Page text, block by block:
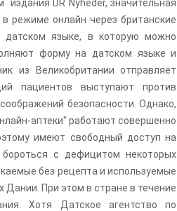
DR Nyheder, значительная
режиме онлайн через британские
языке, в которую можно
форму на датском языке и
из Великобритании отправляет
пациентов выступают против
безопасности. Однако,
аптеки" работают совершенно
имеют свободный доступ на
с дефицитом некоторых
без рецепта и используемые
Дании. При этом в стране в течение
Хотя Датское агентство по